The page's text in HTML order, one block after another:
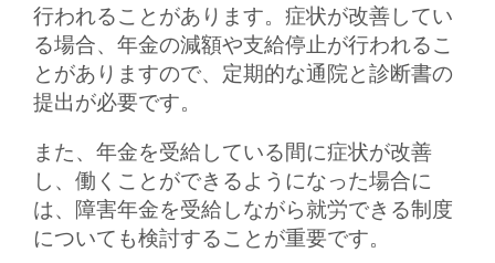
行われることがあります。症状が改善してい
る場合、年金の減額や支給停止が行われるこ
とがありますので、定期的な通院と診断書の
提出が必要です。
また、年金を受給している間に症状が改善
し、働くことができるようになった場合に
は、障害年金を受給しながら就労できる制度
についても検討することが重要です。